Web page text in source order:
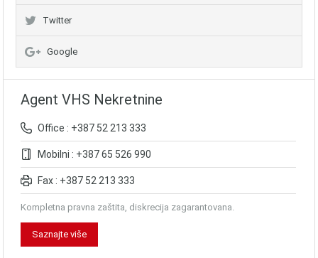
Twitter
Google
Agent VHS Nekretnine
Office : +387 52 213 333
Mobilni : +387 65 526 990
Fax : +387 52 213 333
Kompletna pravna zaštita, diskrecija zagarantovana.
Saznajte više